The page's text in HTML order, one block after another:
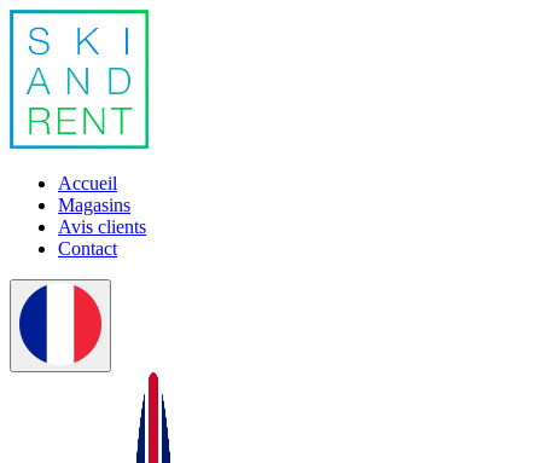
Accueil
Magasins
Avis clients
Contact